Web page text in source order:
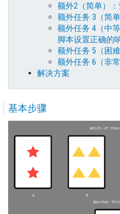
额外2（简单）
额外任务 3（简
额外任务 4（中
脚本设置正确的
额外任务 5（困
额外任务 6（非
解决方案
基本步骤